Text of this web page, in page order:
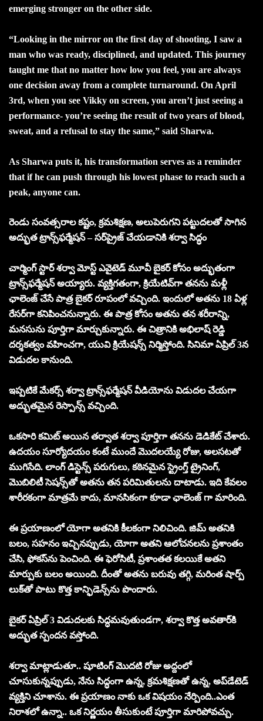
emerging stronger on the other side.
“Looking in the mirror on the first day of shooting, I saw a
man who was ready, disciplined, and updated. This journey
taught me that no matter how low you feel, you are always
one decision away from a complete turnaround. On April
3rd, when you see Vikky on screen, you aren’t just seeing a
performance- you’re seeing the result of two years of blood,
sweat, and a refusal to stay the same,” said Sharwa.
As Sharwa puts it, his transformation serves as a reminder
that if he can push through his lowest phase to reach such a
peak, anyone can.
రెండు సంవత్సరాల కష్టం, క్రమశిక్షణ, అలుపెరుగని పట్టుదలతో సాగిన
అద్భుత ట్రాన్స్‌ఫర్మేషన్ – సర్‌ప్రైజ్ చేయడానికి శర్వా సిద్ధం
చార్మింగ్ స్టార్ శర్వా మోస్ట్ ఎవైటెడ్ మూవీ బైకర్ కోసం అద్భుతంగా
ట్రాన్స్‌ఫర్మేషన్ అయ్యారు. వ్యక్తిగతంగా, క్రియేటివ్‌గా తనను మళ్లీ
ఛాలెంజ్ చేసే పాత్ర బైకర్ రూపంలో వచ్చింది. ఇందులో అతను 18 ఏళ్ల
రేసర్‌గా కనిపించనున్నారు. ఈ పాత్ర కోసం అతను తన శరీరాన్ని,
మనసును పూర్తిగా మార్చుకున్నారు. ఈ చిత్రానికి అభిలాష్ రెడ్డి
దర్శకత్వం వహించగా, యువి క్రియేషన్స్ నిర్మిస్తోంది. సినిమా ఏప్రిల్ 3న
విడుదల కానుంది.
ఇప్పటికే మేకర్స్ శర్వా ట్రాన్స్‌ఫర్మేషన్ వీడియోను విడుదల చేయగా
అద్భుతమైన రెస్పాన్స్ వచ్చింది.
ఒకసారి కమిట్ అయిన తర్వాత శర్వా పూర్తిగా తనను డెడికేట్ చేశారు.
ఉదయం సూర్యోదయం కంటే ముందే మొదలయ్యే రోజు, అలసటతో
ముగిసేది. లాంగ్ డిస్టెన్స్ పరుగులు, కఠినమైన స్ట్రెంగ్త్ ట్రైనింగ్,
మొబిలిటీ సెషన్స్‌తో అతను తన పరిమితులను దాటాడు. ఇది కేవలం
శారీరకంగా మాత్రమే కాదు, మానసికంగా కూడా ఛాలెంజ్ గా మారింది.
ఈ ప్రయాణంలో యోగా అతనికి కీలకంగా నిలిచింది. జిమ్ అతనికి
బలం, సహనం ఇచ్చినప్పుడు, యోగా అతని ఆలోచనలను ప్రశాంతం
చేసి, ఫోకస్‌ను పెంచింది. ఈ ఫెరోసిటీ, ప్రశాంతత కలయికే అతని
మార్పుకు బలం అయింది. దీంతో అతను బరువు తగ్గి, మరింత షార్ప్
లుక్‌తో పాటు కొత్త కాన్ఫిడెన్స్‌ను పొందారు.
బైకర్ ఏప్రిల్ 3 విడుదలకు సిద్ధమవుతుండగా, శర్వా కొత్త అవతార్‌కి
అద్భుత స్పందన వస్తోంది.
శర్వా మాట్లాడుతూ.. షూటింగ్ మొదటి రోజు అద్దంలో
చూసుకున్నప్పుడు, నేను సిద్ధంగా ఉన్న, క్రమశిక్షణతో ఉన్న, అప్‌డేటెడ్
వ్యక్తిని చూశాను. ఈ ప్రయాణం నాకు ఒక విషయం నేర్పింది..ఎంత
నిరాశలో ఉన్నా.. ఒక నిర్ణయం తీసుకుంటే పూర్తిగా మారిపోవచ్చు.